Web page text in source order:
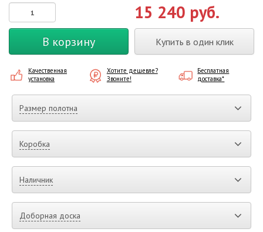
15 240 руб.
В корзину Купить в один клик
Качественная
установка
Хотите дешевле?
Звоните!
Бесплатная
доставка*
Размер полотна
Коробка
Наличник
Доборная доска